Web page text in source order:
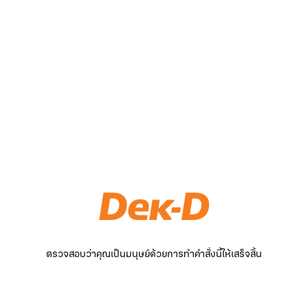
ตรวจสอบว่าคุณเป็นมนุษย์ด้วยการทำคำสั่งนี้ให้เสร็จสิ้น